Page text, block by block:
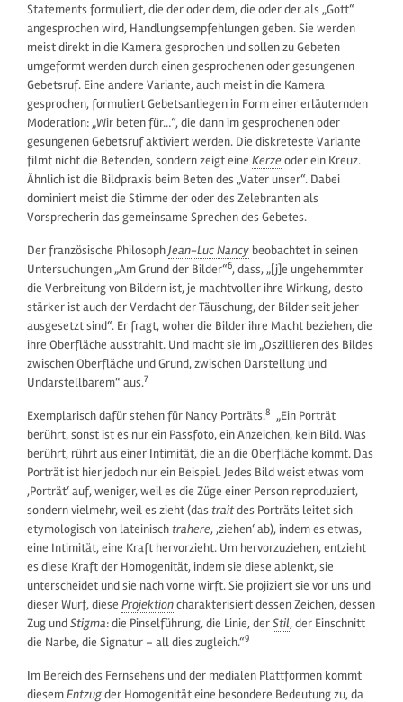
Statements formuliert, die der oder dem, die oder der als „Gott“
angesprochen wird, Handlungsempfehlungen geben. Sie werden
meist direkt in die Kamera gesprochen und sollen zu Gebeten
umgeformt werden durch einen gesprochenen oder gesungenen
Gebetsruf. Eine andere Variante, auch meist in die Kamera
gesprochen, formuliert Gebetsanliegen in Form einer erläuternden
Moderation: „Wir beten für…“, die dann im gesprochenen oder
gesungenen Gebetsruf aktiviert werden. Die diskreteste Variante
filmt nicht die Betenden, sondern zeigt eine Kerzeoder ein Kreuz.
Ähnlich ist die Bildpraxis beim Beten des „Vater unser“. Dabei
dominiert meist die Stimme der oder des Zelebranten als
Vorsprecherin das gemeinsame Sprechen des Gebetes.
Der französische PhilosophJean-Luc Nancy beobachtet in seinen
Untersuchungen „Am Grund der Bilder“6, dass, „[j]e ungehemmter
die Verbreitung von Bildern ist, je machtvoller ihre Wirkung, desto
stärker ist auch der Verdacht der Täuschung, der Bilder seit jeher
ausgesetzt sind“. Er fragt, woher die Bilder ihre Macht beziehen, die
ihre Oberfläche ausstrahlt. Und macht sie im „Oszillieren des Bildes
zwischen Oberfläche und Grund, zwischen Darstellung und
Undarstellbarem“ aus.7
Exemplarisch dafür stehen für Nancy Porträts.8
„Ein Porträt
berührt, sonst ist es nur ein Passfoto, ein Anzeichen, kein Bild. Was
berührt, rührt aus einer Intimität, die an die Oberfläche kommt. Das
Porträt ist hier jedoch nur ein Beispiel. Jedes Bild weist etwas vom
‚Porträt‘ auf, weniger, weil es die Züge einer Person reproduziert,
sondern vielmehr, weil es zieht (das traitdes Porträts leitet sich
etymologisch von lateinischtrahere, ‚ziehen‘ ab), indem es etwas,
eine Intimität, eine Kraft hervorzieht. Um hervorzuziehen, entzieht
es diese Kraft der Homogenität, indem sie diese ablenkt, sie
unterscheidet und sie nach vorne wirft. Sie projiziert sie vor uns und
dieser Wurf, diese Projektioncharakterisiert dessen Zeichen, dessen
Zug undStigma: die Pinselführung, die Linie, derStil, der Einschnitt
die Narbe, die Signatur – all dies zugleich.“9
Im Bereich des Fernsehens und der medialen Plattformen kommt
diesemEntzugder Homogenität eine besondere Bedeutung zu, da